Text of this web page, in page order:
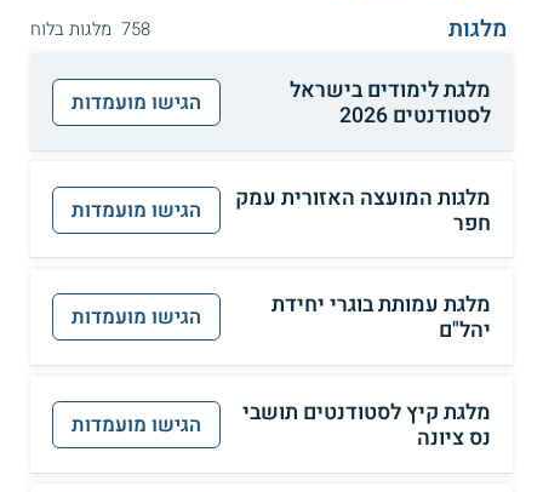
מלגות
758 מלגות בלוח
מלגת לימודים בישראל
לסטודנטים 2026
הגישו מועמדות
מלגות המועצה האזורית עמק
חפר
הגישו מועמדות
מלגת עמותת בוגרי יחידת
יהל"ם
הגישו מועמדות
מלגת קיץ לסטודנטים תושבי
נס ציונה
הגישו מועמדות